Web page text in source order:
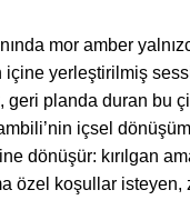
mor amber
içine yerleştirilmiş
geri planda duran bu
içsel
dönüşür: kırılgan
özel koşullar isteyen,